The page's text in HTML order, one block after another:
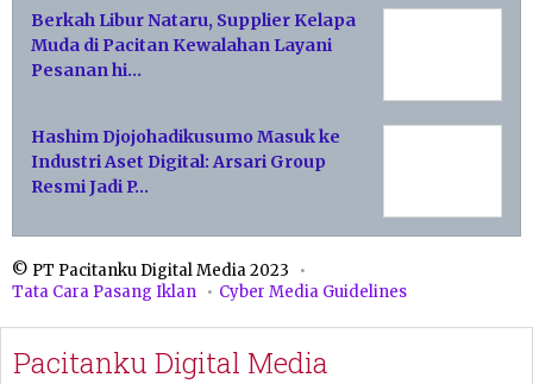
Berkah Libur Nataru, Supplier Kelapa
Muda di Pacitan Kewalahan Layani
Pesanan hi…
Hashim Djojohadikusumo Masuk ke
Industri Aset Digital: Arsari Group
Resmi Jadi P…
© PT Pacitanku Digital Media 2023
Tata Cara Pasang Iklan
Cyber Media Guidelines
Pacitanku Digital Media